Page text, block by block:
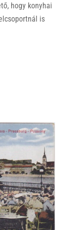
hogy konyhai
is